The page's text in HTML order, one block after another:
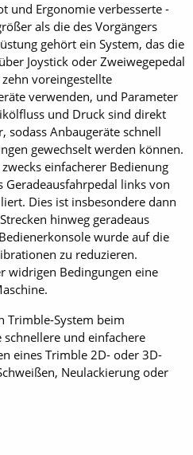
und Ergonomie verbesserte
als die des Vorgängers
gehört ein System, das die
Joystick oder Zweiwegepedal
voreingestellte
verwenden, und Parameter
und Druck sind direkt
sodass Anbaugeräte schnell
gewechselt werden können.
einfacherer Bedienung
links von
Dies ist insbesondere dann
hinweg geradeaus
wurde auf die
zu reduzieren.
widrigen Bedingungen eine
Trimble-System beim
schnellere und einfachere
eines Trimble 2D- oder 3D-
Neulackierung oder